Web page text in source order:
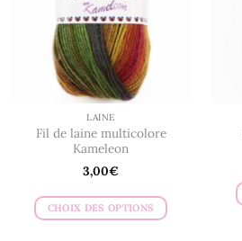
être
choisies
sur
la
page
du
produit
LAINE
Fil de laine multicolore
Kameleon
3,00€
CHOIX DES OPTIONS